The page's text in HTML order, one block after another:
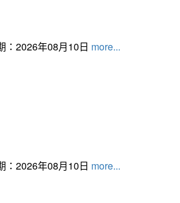
：2026年08月10日 more...
：2026年08月10日 more...